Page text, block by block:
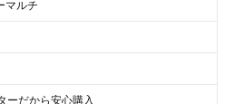
マルチ
ーだから安心購入